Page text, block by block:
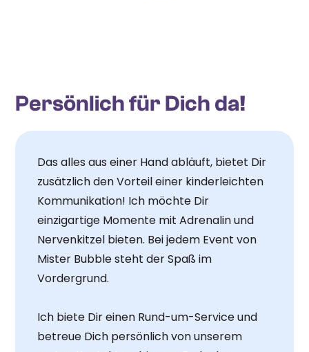
Persönlich für Dich da!
Das alles aus einer Hand abläuft, bietet Dir
zusätzlich den Vorteil einer kinderleichten
Kommunikation! Ich möchte Dir
einzigartige Momente mit Adrenalin und
Nervenkitzel bieten. Bei jedem Event von
Mister Bubble steht der Spaß im
Vordergrund.
Ich biete Dir einen Rund-um-Service und
betreue Dich persönlich von unserem